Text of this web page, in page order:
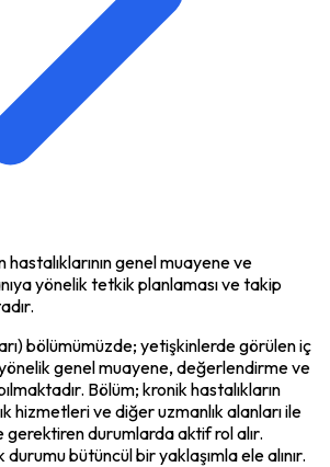
genel muayene ve
yönelik tetkik planlaması ve takip
bölümümüzde; yetişkinlerde görülen iç
genel muayene, değerlendirme ve
Bölüm; kronik hastalıkların
hizmetleri ve diğer uzmanlık alanları ile
durumlarda aktif rol alır.
durumu bütüncül bir yaklaşımla ele alınır.